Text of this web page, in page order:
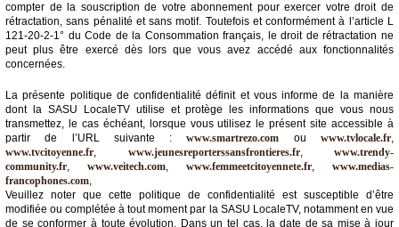
compter de la souscription de votre abonnement pour exercer votre droit de
rétractation, sans pénalité et sans motif. Toutefois et conformément à l’article L
121-20-2-1° du Code de la Consommation français, le droit de rétractation ne
peut plus être exercé dès lors que vous avez accédé aux fonctionnalités
concernées.
La présente politique de confidentialité définit et vous informe de la manière
dont la SASU LocaleTV utilise et protège les informations que vous nous
transmettez, le cas échéant, lorsque vous utilisez le présent site accessible à
partir de l’URL suivante :www.smartrezo.com ouwww.tvlocale.fr,
www.tvcitoyenne.fr, www.jeunesreporterssansfrontieres.fr, www.trendy-
community.fr, www.veitech.com, www.femmeetcitoyennete.fr, www.medias-
francophones.com,
Veuillez noter que cette politique de confidentialité est susceptible d’être
modifiée ou complétée à tout moment par la SASU LocaleTV, notamment en vue
de se conformer à toute évolution. Dans un tel cas, la date de sa mise à jour